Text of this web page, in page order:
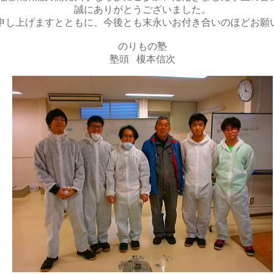
誠にありがとうございました。
し上げますとともに、今後とも末永いお付き合いのほどお願
のりもの塾
塾頭 榎本信次